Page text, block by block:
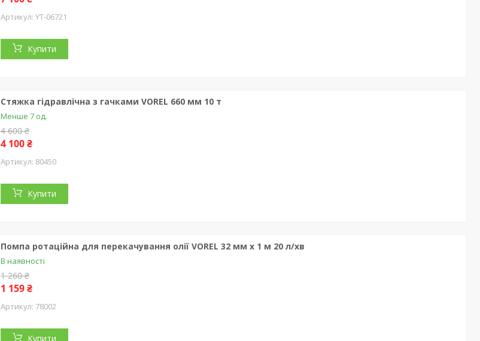
YT-06721
Купити
Стяжка гідравлічна з гачками VOREL 660 мм 10 т
Менше 7 од.
4 600 ₴
4 100 ₴
80450
Купити
Помпа ротаційна для перекачування олії VOREL 32 мм x 1 м 20 л/хв
В наявності
1 260 ₴
1 159 ₴
78002
Купити